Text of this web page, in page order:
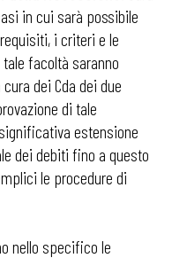
in cui sarà possibile
i criteri e le
facoltà saranno
dei Cda dei due
di tale
estensione
dei debiti fino a questo
le procedure di
nello specifico le